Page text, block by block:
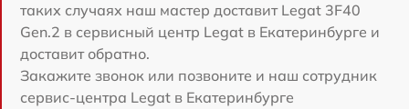
таких случаях наш мастер доставит Legat 3F40
Gen.2 в сервисный центр Legat в Екатеринбурге и
доставит обратно.
Закажите звонок или позвоните и наш сотрудник
сервис-центра Legat в Екатеринбурге